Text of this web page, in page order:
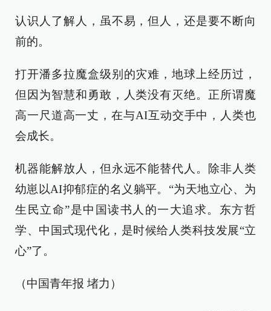
认识人了解人，虽不易，但人，还是要不断向
前的。
打开潘多拉魔盒级别的灾难，地球上经历过，
但因为智慧和勇敢，人类没有灭绝。正所谓魔
高一尺道高一丈，在与AI互动交手中，人类也
会成长。
机器能解放人，但永远不能替代人。除非人类
幼崽以AI抑郁症的名义躺平。“为天地立心、为
生民立命”是中国读书人的一大追求。东方哲
学、中国式现代化，是时候给人类科技发展“立
心”了。
（中国青年报 堵力）